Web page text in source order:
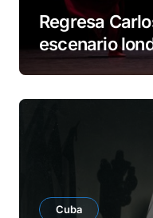
Regresa
escenario
Cuba